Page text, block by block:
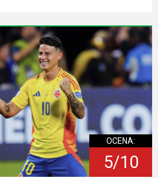
OCENA:
5/10